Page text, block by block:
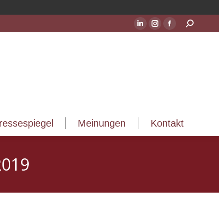
LinkedIn
geöffnet
Instagram
geöffnet
Facebook
geöffnet
Suchen:
Meinungen Kontakt
Meinungen Kontakt